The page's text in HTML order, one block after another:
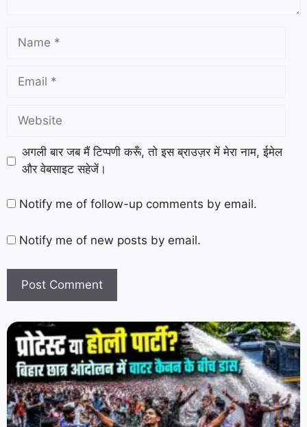
अगली बार जब मैं टिप्पणी करूँ, तो इस ब्राउज़र में मेरा नाम, ईमेल
और वेबसाइट सहेजें।
Notify me of follow-up comments by email.
Notify me of new posts by email.